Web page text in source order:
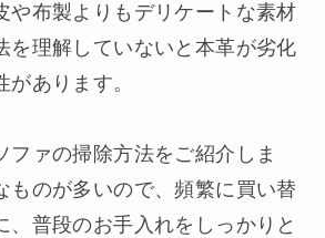
や布製よりもデリケートな素材
を理解していないと本革が劣化
があります。
ファの掃除方法をご紹介しま
ものが多いので、頻繁に買い替
、普段のお手入れをしっかりと